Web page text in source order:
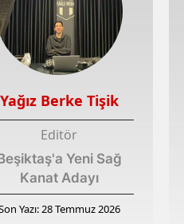
Yağız Berke Tişik
Editör
Yeni Sağ
Kanat Adayı
Yazı: 28 Temmuz 2026